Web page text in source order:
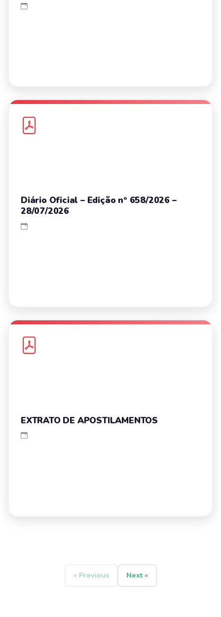
Diário Oficial – Edição nº 658/2026 –
28/07/2026
EXTRATO DE APOSTILAMENTOS
« Previous Next »